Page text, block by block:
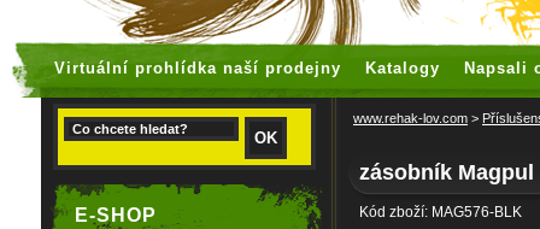
Virtuální prohlídka naší prodejny Katalogy Napsali
E-SHOP
www.rehak-lov.com >
zásobník Magpul
Kód zboží: MAG576-BLK